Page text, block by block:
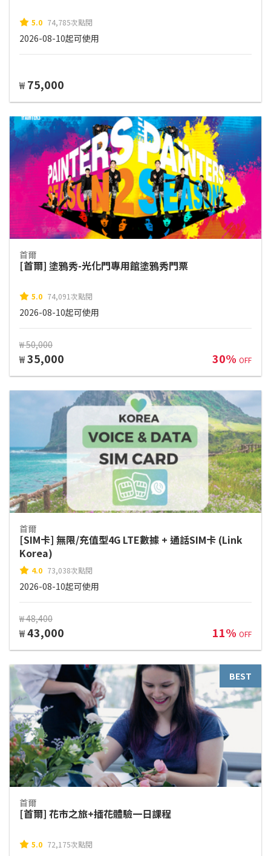
5.0 74,785次點閱
2026-08-10起可使用
₩ 75,000
首爾
[首爾] 塗鴉秀-光化門專用館塗鴉秀門票
5.0 74,091次點閱
2026-08-10起可使用
₩ 50,000
₩35,000 30% OFF
首爾
[SIM卡] 無限/充值型4G LTE數據 + 通話SIM卡 (Link
Korea)
4.0 73,038次點閱
2026-08-10起可使用
₩ 48,400
₩43,000 11% OFF
BEST
首爾
[首爾] 花市之旅+插花體驗一日課程
5.0 72,175次點閱